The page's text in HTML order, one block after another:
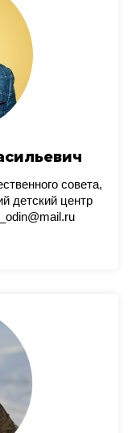
совета,
детский центр